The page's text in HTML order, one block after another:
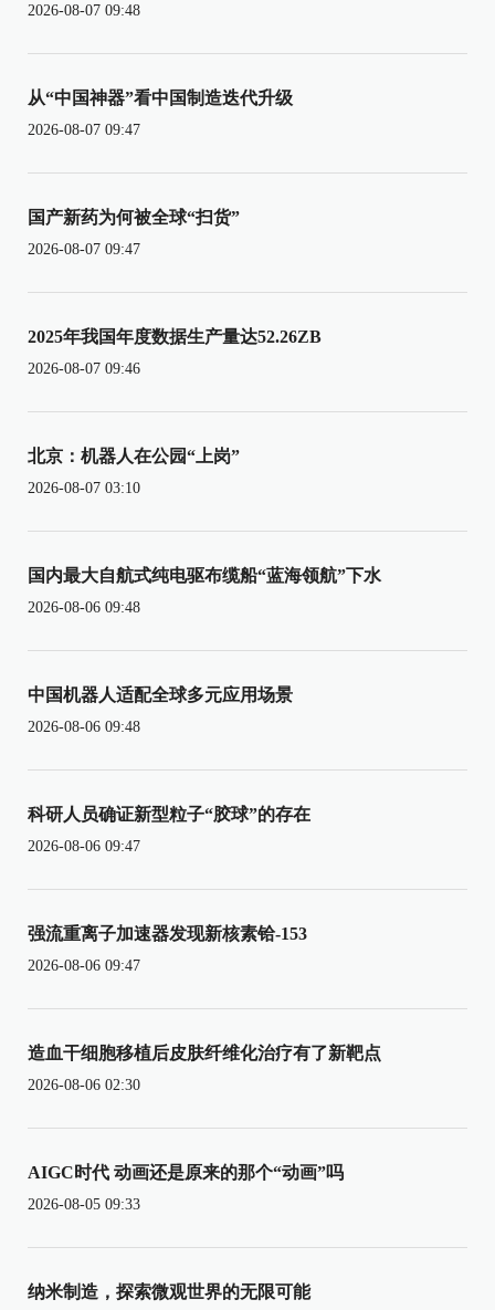
2026-08-07 09:48
从“中国神器”看中国制造迭代升级
2026-08-07 09:47
国产新药为何被全球“扫货”
2026-08-07 09:47
2025年我国年度数据生产量达52.26ZB
2026-08-07 09:46
北京：机器人在公园“上岗”
2026-08-07 03:10
国内最大自航式纯电驱布缆船“蓝海领航”下水
2026-08-06 09:48
中国机器人适配全球多元应用场景
2026-08-06 09:48
科研人员确证新型粒子“胶球”的存在
2026-08-06 09:47
强流重离子加速器发现新核素铪-153
2026-08-06 09:47
造血干细胞移植后皮肤纤维化治疗有了新靶点
2026-08-06 02:30
AIGC时代 动画还是原来的那个“动画”吗
2026-08-05 09:33
纳米制造，探索微观世界的无限可能